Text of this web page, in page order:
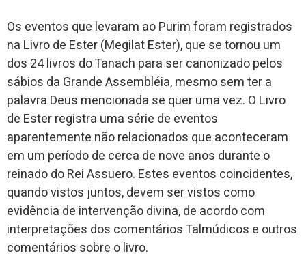
Os eventos que levaram ao Purim foram registrados
na Livro de Ester (Megilat Ester), que se tornou um
dos 24 livros do Tanach para ser canonizado pelos
sábios da Grande Assembléia, mesmo sem ter a
palavra Deus mencionada se quer uma vez. O Livro
de Ester registra uma série de eventos
aparentemente não relacionados que aconteceram
em um período de cerca de nove anos durante o
reinado do Rei Assuero. Estes eventos coincidentes,
quando vistos juntos, devem ser vistos como
evidência de intervenção divina, de acordo com
interpretações dos comentários Talmúdicos e outros
comentários sobre o livro.